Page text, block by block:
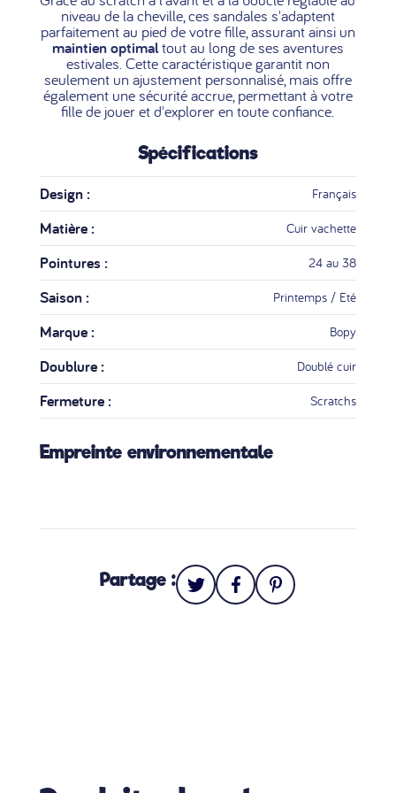
niveau de la cheville, ces sandales s'adaptent
parfaitement au pied de votre fille, assurant ainsi un
maintien optimaltout au long de ses aventures
estivales. Cette caractéristique garantit non
seulement un ajustement personnalisé, mais offre
également une sécurité accrue, permettant à votre
fille de jouer et d'explorer en toute confiance.
Spécifications
Design : Français
Matière : Cuir vachette
Pointures : 24 au 38
Saison : Printemps / Eté
Marque : Bopy
Doublure : Doublé cuir
Fermeture : Scratchs
Empreinte environnementale
Partage :